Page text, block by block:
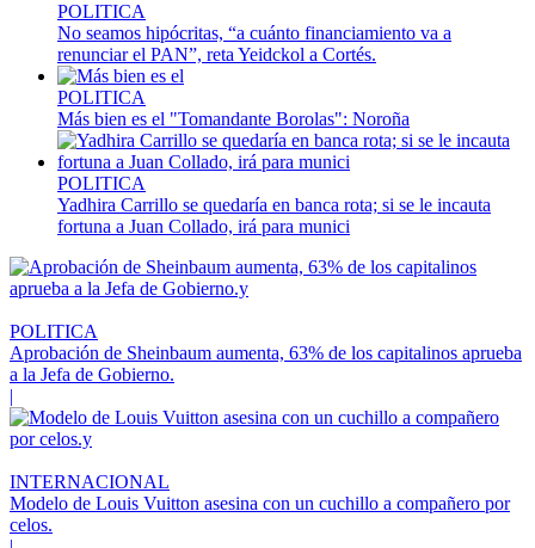
POLITICA
No seamos hipócritas, “a cuánto financiamiento va a
renunciar el PAN”, reta Yeidckol a Cortés.
POLITICA
Más bien es el "Tomandante Borolas": Noroña
POLITICA
Yadhira Carrillo se quedaría en banca rota; si se le incauta
fortuna a Juan Collado, irá para munici
POLITICA
Aprobación de Sheinbaum aumenta, 63% de los capitalinos aprueba
a la Jefa de Gobierno.
|
INTERNACIONAL
Modelo de Louis Vuitton asesina con un cuchillo a compañero por
celos.